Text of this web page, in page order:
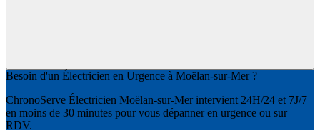
Besoin d'un Électricien en Urgence à Moëlan-sur-Mer ?
ChronoServe Électricien Moëlan-sur-Mer intervient 24H/24 et 7J/7
en moins de 30 minutes pour vous dépanner en urgence ou sur
RDV.